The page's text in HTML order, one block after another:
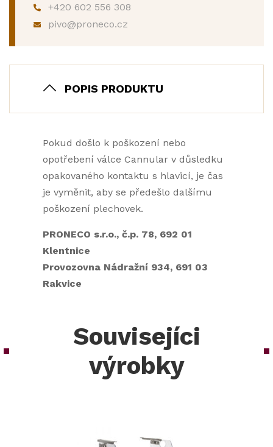
+420 602 556 308
pivo@proneco.cz
POPIS PRODUKTU
Pokud došlo k poškození nebo
opotřebení válce Cannular v důsledku
opakovaného kontaktu s hlavicí, je čas
je vyměnit, aby se předešlo dalšímu
poškození plechovek.
PRONECO s.r.o., č.p. 78, 692 01
Klentnice
Provozovna Nádražní 934, 691 03
Rakvice
Souvisejíci
výrobky